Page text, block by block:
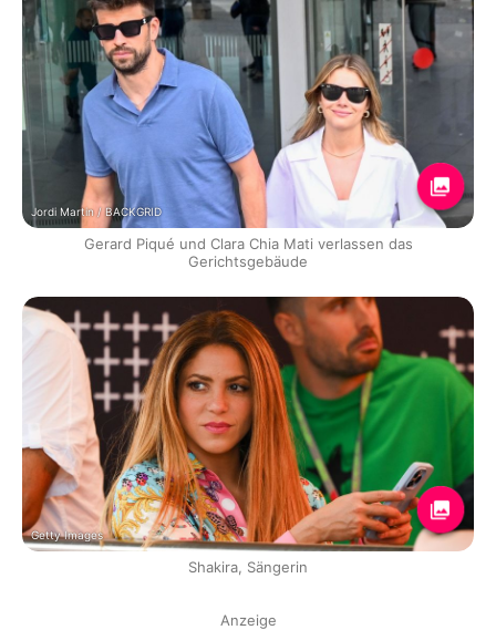
Jordi Martin / BACKGRID
Gerard Piqué und Clara Chia Mati verlassen das
Gerichtsgebäude
Getty Images
Shakira, Sängerin
Anzeige